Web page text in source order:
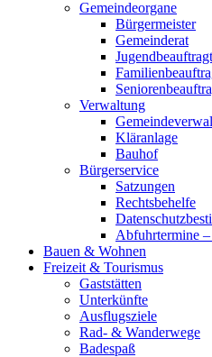
Gemeindeorgane
Bürgermeister
Gemeinderat
Verwaltung
Kläranlage
Bauhof
Bürgerservice
Satzungen
Rechtsbehelfe
Abfuhrtermine
Bauen & Wohnen
Freizeit & Tourismus
Gaststätten
Unterkünfte
Ausflugsziele
Rad- & Wanderwege
Badespaß